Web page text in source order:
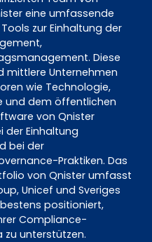
eine umfassende
zur Einhaltung der
Diese
mittlere Unternehmen
wie Technologie,
und dem öffentlichen
von Qnister
der Einhaltung
bei der
Praktiken. Das
von Qnister umfasst
Unicef und Sveriges
positioniert,
Compliance-
zu unterstützen.